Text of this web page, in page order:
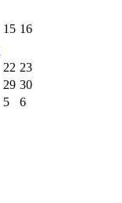
15 16
22 23
29 30
5 6